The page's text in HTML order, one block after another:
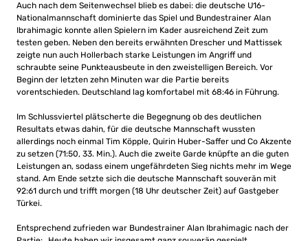
Auch nach dem Seitenwechsel blieb es dabei: die deutsche U16-
Nationalmannschaft dominierte das Spiel und Bundestrainer Alan
Ibrahimagic konnte allen Spielern im Kader ausreichend Zeit zum
testen geben. Neben den bereits erwähnten Drescher und Mattissek
zeigte nun auch Hollerbach starke Leistungen im Angriff und
schraubte seine Punkteausbeute in den zweistelligen Bereich. Vor
Beginn der letzten zehn Minuten war die Partie bereits
vorentschieden. Deutschland lag komfortabel mit 68:46 in Führung.
Im Schlussviertel plätscherte die Begegnung ob des deutlichen
Resultats etwas dahin, für die deutsche Mannschaft wussten
allerdings noch einmal Tim Köpple, Quirin Huber-Saffer und Co Akzente
zu setzen (71:50, 33. Min.). Auch die zweite Garde knüpfte an die guten
Leistungen an, sodass einem ungefährdeten Sieg nichts mehr im Wege
stand. Am Ende setzte sich die deutsche Mannschaft souverän mit
92:61 durch und trifft morgen (18 Uhr deutscher Zeit) auf Gastgeber
Türkei.
Entsprechend zufrieden war Bundestrainer Alan Ibrahimagic nach der